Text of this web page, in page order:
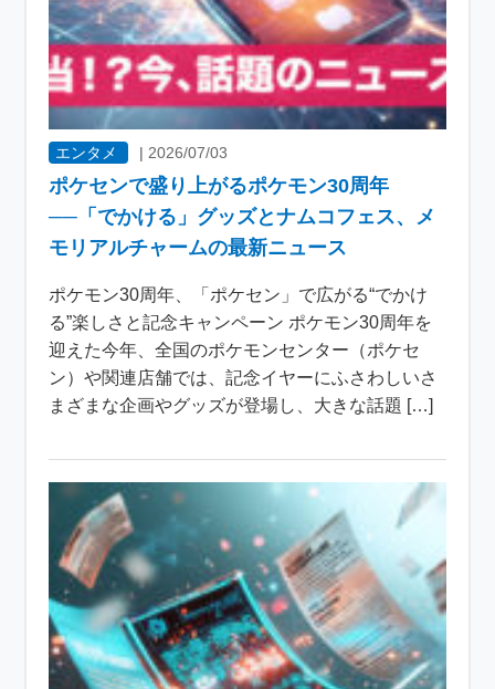
エンタメ | 2026/07/03
ポケセンで盛り上がるポケモン30周年
──「でかける」グッズとナムコフェス、メ
モリアルチャームの最新ニュース
ポケモン30周年、「ポケセン」で広がる“でかけ
る”楽しさと記念キャンペーン ポケモン30周年を
迎えた今年、全国のポケモンセンター（ポケセ
ン）や関連店舗では、記念イヤーにふさわしいさ
まざまな企画やグッズが登場し、大きな話題 […]